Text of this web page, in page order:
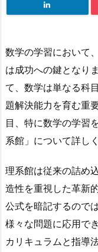
数学の学習において
は成功への鍵となり
て、数学は単なる科
題解決能力を育む重
目、特に数学の学習
系館」について詳し
理系館は従来の詰め
造性を重視した革新
公式を暗記するので
様々な問題に応用で
カリキュラムと指導